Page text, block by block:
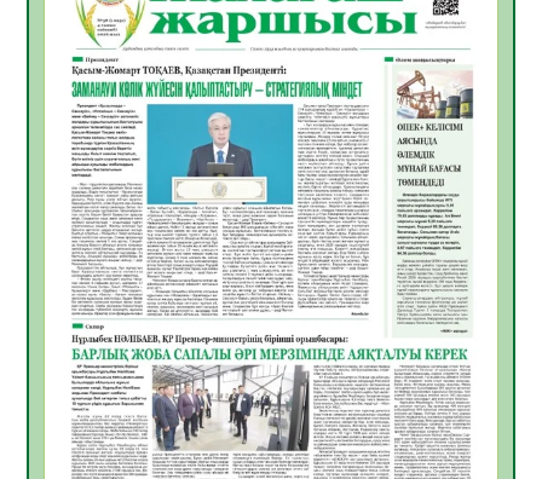
Инфекциялық ауруларға қарсы иммундау
жұмыстарының тиімділігі
06.08.2026
40
Көкжөтел ауруы туралы
06.08.2026
36
АПВ вакцинасы туралы мәлімет
06.08.2026
36
Open Air: Қызылорда облысы полиция
департаменті 20 мыңнан астам
көрерменнің қауіпсіздігін қамтамасыз етті
06.08.2026
48
ҚЫЗЫЛОРДАДА «САНАЛЫ ҰРПАҚ –
ЖАРҚЫН БОЛАШАҚ» АТТЫ КЕҢЕЙТІЛГЕН
МӘЖІЛІС ӨТТІ